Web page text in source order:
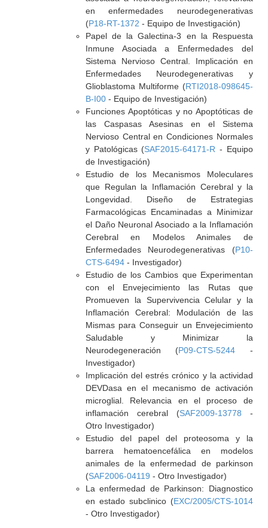
en enfermedades neurodegenerativas
(P18-RT-1372 - Equipo de Investigación)
Papel de la Galectina-3 en la Respuesta
Inmune Asociada a Enfermedades del
Sistema Nervioso Central. Implicación en
Enfermedades Neurodegenerativas y
Glioblastoma Multiforme (RTI2018-098645-
B-I00- Equipo de Investigación)
Funciones Apoptóticas y no Apoptóticas de
las Caspasas Asesinas en el Sistema
Nervioso Central en Condiciones Normales
y Patológicas (SAF2015-64171-R - Equipo
de Investigación)
Estudio de los Mecanismos Moleculares
que Regulan la Inflamación Cerebral y la
Longevidad. Diseño de Estrategias
Farmacológicas Encaminadas a Minimizar
el Daño Neuronal Asociado a la Inflamación
Cerebral en Modelos Animales de
Enfermedades Neurodegenerativas (P10-
CTS-6494- Investigador)
Estudio de los Cambios que Experimentan
con el Envejecimiento las Rutas que
Promueven la Supervivencia Celular y la
Inflamación Cerebral: Modulación de las
Mismas para Conseguir un Envejecimiento
Saludable y Minimizar la
Neurodegeneración (P09-CTS-5244 -
Investigador)
Implicación del estrés crónico y la actividad
DEVDasa en el mecanismo de activación
microglial. Relevancia en el proceso de
inflamación cerebral (SAF2009-13778 -
Otro Investigador)
Estudio del papel del proteosoma y la
barrera hematoencefálica en modelos
animales de la enfermedad de parkinson
(SAF2006-04119 - Otro Investigador)
La enfermedad de Parkinson: Diagnostico
en estado subclinico (EXC/2005/CTS-1014
- Otro Investigador)